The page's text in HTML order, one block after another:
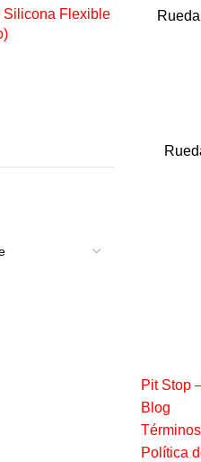
Silicona Flexible
Pit Stop
Blog
Política